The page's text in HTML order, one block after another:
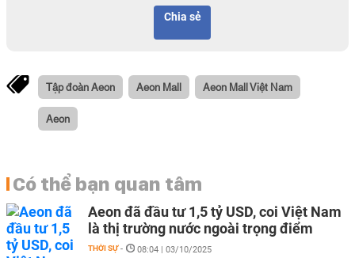
Chia sẻ
Tập đoàn Aeon Aeon Mall Aeon Mall Việt Nam
Aeon
Có thể bạn quan tâm
Aeon đã đầu tư 1,5 tỷ USD, coi Việt Nam
là thị trường nước ngoài trọng điểm
THỜI SỰ - 08:04 | 03/10/2025